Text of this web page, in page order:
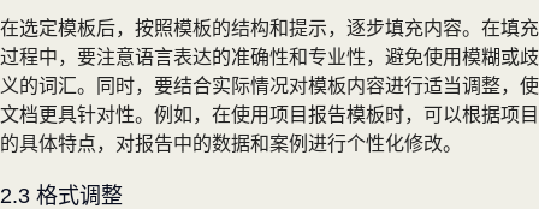
在选定模板后，按照模板的结构和提示，逐步填充内容。在填充
过程中，要注意语言表达的准确性和专业性，避免使用模糊或歧
义的词汇。同时，要结合实际情况对模板内容进行适当调整，使
文档更具针对性。例如，在使用项目报告模板时，可以根据项目
的具体特点，对报告中的数据和案例进行个性化修改。
2.3 格式调整